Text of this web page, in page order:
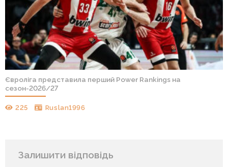
Євроліга представила перший Power Rankings на
сезон-2026/27
225 Ruslan1996
Залишити відповідь